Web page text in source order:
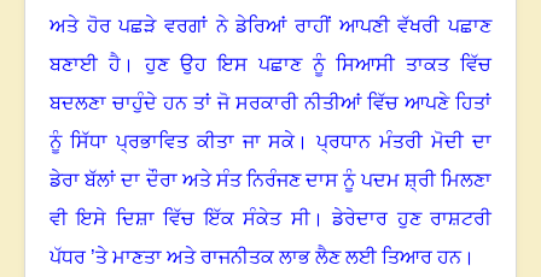
ਅਤੇ ਹੋਰ ਪਛੜੇ ਵਰਗਾਂ ਨੇ ਡੇਰਿਆਂ ਰਾਹੀਂ ਆਪਣੀ ਵੱਖਰੀ ਪਛਾਣ
ਬਣਾਈ ਹੈ। ਹੁਣ ਉਹ ਇਸ ਪਛਾਣ ਨੂੰ ਸਿਆਸੀ ਤਾਕਤ ਵਿੱਚ
ਬਦਲਣਾ ਚਾਹੁੰਦੇ ਹਨ ਤਾਂ ਜੋ ਸਰਕਾਰੀ ਨੀਤੀਆਂ ਵਿੱਚ ਆਪਣੇ ਹਿਤਾਂ
ਨੂੰ ਸਿੱਧਾ ਪ੍ਰਭਾਵਿਤ ਕੀਤਾ ਜਾ ਸਕੇ। ਪ੍ਰਧਾਨ ਮੰਤਰੀ ਮੋਦੀ ਦਾ
ਡੇਰਾ ਬੱਲਾਂ ਦਾ ਦੌਰਾ ਅਤੇ ਸੰਤ ਨਿਰੰਜਣ ਦਾਸ ਨੂੰ ਪਦਮ ਸ਼੍ਰੀ ਮਿਲਣਾ
ਵੀ ਇਸੇ ਦਿਸ਼ਾ ਵਿੱਚ ਇੱਕ ਸੰਕੇਤ ਸੀ। ਡੇਰੇਦਾਰ ਹੁਣ ਰਾਸ਼ਟਰੀ
ਪੱਧਰ ’ਤੇ ਮਾਣਤਾ ਅਤੇ ਰਾਜਨੀਤਕ ਲਾਭ ਲੈਣ ਲਈ ਤਿਆਰ ਹਨ।